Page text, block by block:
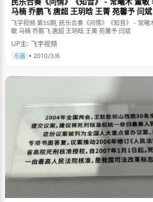
民乐合奏《问情》《知音》 - 常曦木 董敏
马楠 乔鹏飞 唐超 王玥晗 王菁 苑馨予 闫斌
飞宇视频 第55期, 民乐合奏《问情》《知音》 - 常曦
敏 马楠 乔鹏飞 唐超 王玥晗 王菁 苑馨予 闫斌
UP主: 飞宇视频
乐器 • 2010/3/6